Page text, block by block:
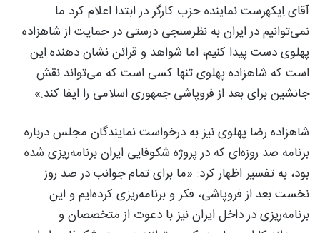
آقای اِیکهرست نماینده حزب کارگر در ابتدا اعلام کرد ما
نمی‌توانیم در ایران به نظرسنجی درستی در حمایت از شاهزاده
پهلوی دست پیدا کنیم، اما شواهد و قرائن نشان دهنده این
است که شاهزاده پهلوی تنها کسی است که می‌تواند نقش
جانشین برای بعد از فروپاشی جمهوری اسلامی را ایفا کند.»
شاهزاده رضا پهلوی نیز به درخواست نمایندگان مجلس درباره
برنامه صد روزه‌ای که در پروژه شکوفایی ایران برنامه‌ریزی شده
بود، به تفسیر اظهار کرد: «ما برای تمام جوانب در صد روز
نخست بعد از فروپاشی، فکر و برنامه‌ریزی کرده‌ایم و این
برنامه‌ریزی در داخل ایران نیز با دعوت از متخصصان و